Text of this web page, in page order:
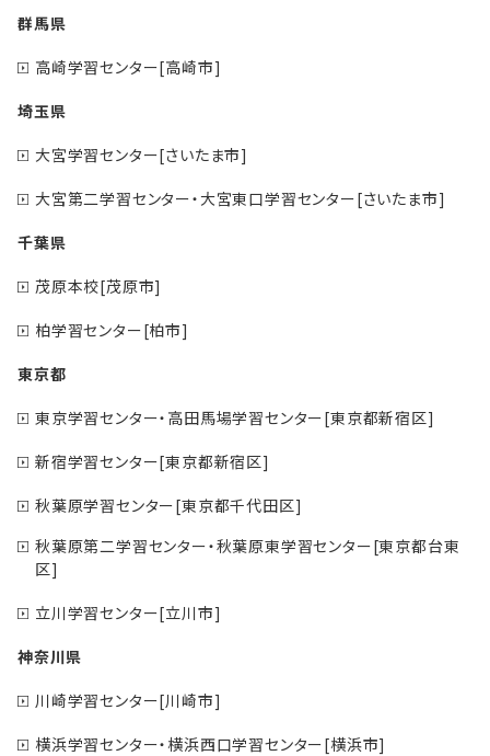
群馬県
高崎学習センター[高崎市]
埼玉県
大宮学習センター[さいたま市]
大宮第二学習センター・大宮東口学習センター[さいたま市]
千葉県
茂原本校[茂原市]
柏学習センター[柏市]
東京都
東京学習センター・高田馬場学習センター[東京都新宿区]
新宿学習センター[東京都新宿区]
秋葉原学習センター[東京都千代田区]
秋葉原第二学習センター・秋葉原東学習センター[東京都台東
区]
立川学習センター[立川市]
神奈川県
川崎学習センター[川崎市]
横浜学習センター・横浜西口学習センター[横浜市]